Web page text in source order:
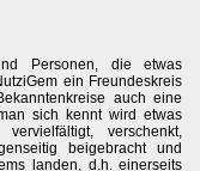
Personen, die etwas
ein Freundeskreis
auch eine
sich kennt wird etwas
verschenkt,
beigebracht und
landen, d.h. einerseits